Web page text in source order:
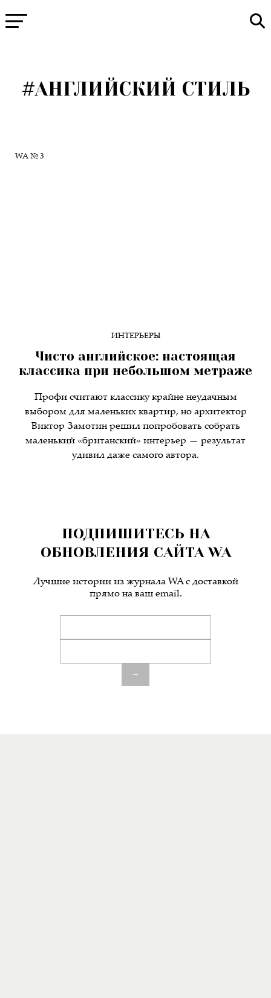
#АНГЛИЙСКИЙ СТИЛЬ
WA № 3
ИНТЕРЬЕРЫ
Чисто английское: настоящая
классика при небольшом метраже
Профи считают классику крайне неудачным
выбором для маленьких квартир, но архитектор
Виктор Замотин решил попробовать собрать
маленький «британский» интерьер — результат
удивил даже самого автора.
ПОДПИШИТЕСЬ НА
ОБНОВЛЕНИЯ САЙТА WA
Лучшие истории из журнала WA c доставкой
прямо на ваш email.
→